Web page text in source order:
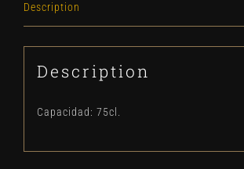
Description
Description
Capacidad: 75cl.